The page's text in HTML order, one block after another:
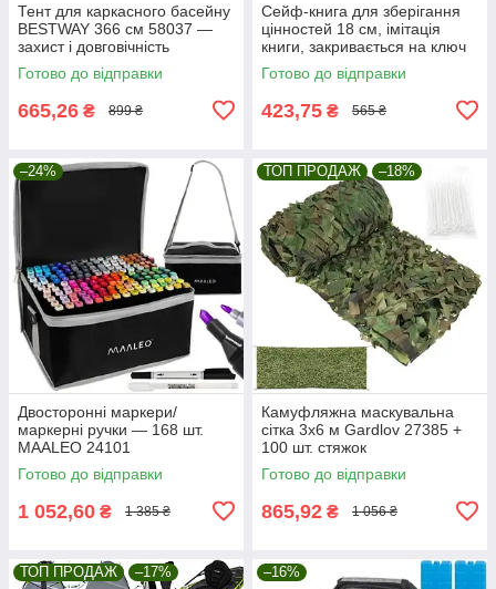
Тент для каркасного басейну
BESTWAY 366 см 58037 —
захист і довговічність
Готово до відправки
665,26 ₴ 899 ₴
Сейф-книга для зберігання
цінностей 18 см, імітація
книги, закривається на ключ
Malatec 6148
Готово до відправки
423,75 ₴ 565 ₴
–24%
Двосторонні маркери/
маркерні ручки — 168 шт.
MAALEO 24101
Готово до відправки
1 052,60 ₴ 1 385 ₴
ТОП ПРОДАЖ –18%
Камуфляжна маскувальна
сітка 3x6 м Gardlov 27385 +
100 шт. стяжок
Готово до відправки
865,92 ₴ 1 056 ₴
ТОП ПРОДАЖ –17% –16%